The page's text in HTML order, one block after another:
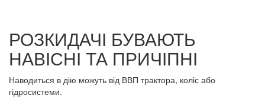
РОЗКИДАЧІ БУВАЮТЬ
НАВІСНІ ТА ПРИЧІПНІ
Наводиться в дію можуть від ВВП трактора, коліс або
гідросистеми.